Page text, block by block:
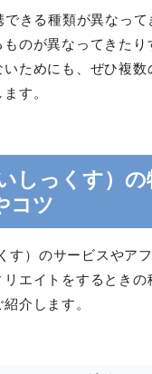
きる種類が異なっ
のが異なってきたり
いためにも、ぜひ複数
す。
しっくす）の
コツ
す）のサービスやア
エイトをするときの
介します。